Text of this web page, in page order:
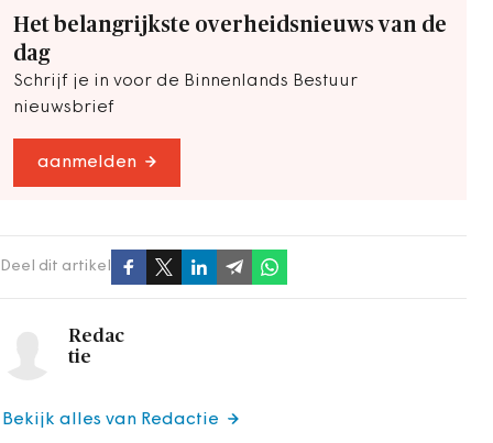
Het belangrijkste overheidsnieuws van de
dag
Schrijf je in voor de Binnenlands Bestuur
nieuwsbrief
aanmelden
Deel dit artikel
Redac
tie
Bekijk alles van Redactie